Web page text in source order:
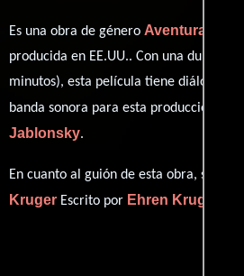
Es una obra de género Aventura
producida en EE.UU.. Con una duración
minutos), esta película tiene diálogos
banda sonora para esta producción ha
Jablonsky.
En cuanto al guión de esta obra, se
Kruger Escrito por Ehren Kruger